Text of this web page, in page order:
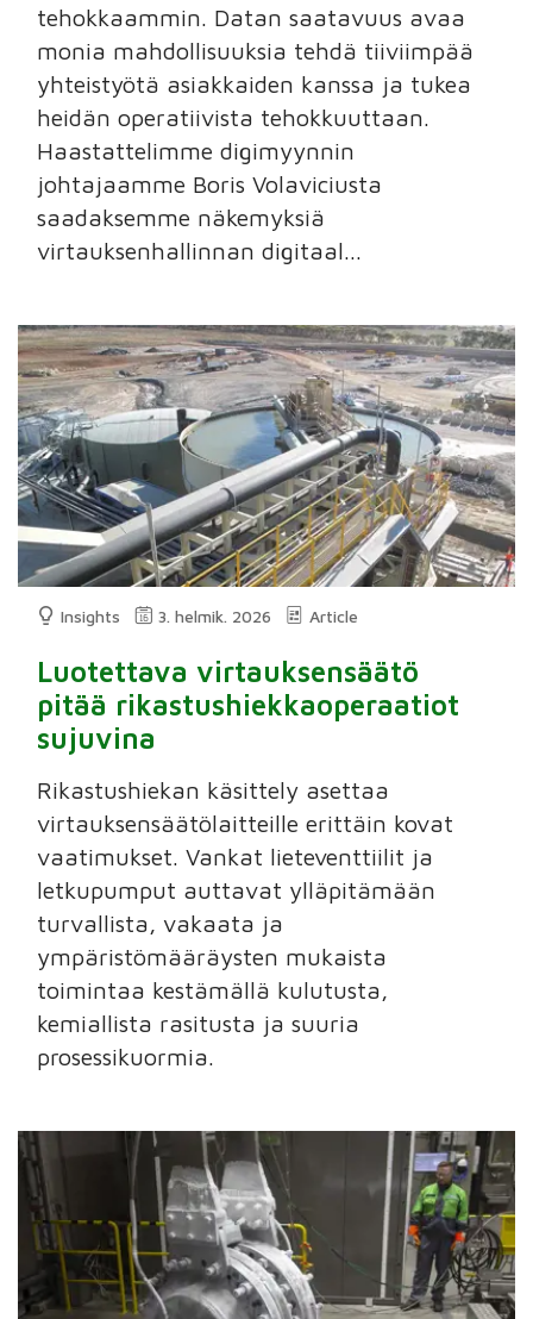
tehokkaammin. Datan saatavuus avaa
monia mahdollisuuksia tehdä tiiviimpää
yhteistyötä asiakkaiden kanssa ja tukea
heidän operatiivista tehokkuuttaan.
Haastattelimme digimyynnin
johtajaamme Boris Volaviciusta
saadaksemme näkemyksiä
virtauksenhallinnan digitaal...
Insights 3. helmik. 2026 Article
Luotettava virtauksensäätö
pitää rikastushiekkaoperaatiot
sujuvina
Rikastushiekan käsittely asettaa
virtauksensäätölaitteille erittäin kovat
vaatimukset. Vankat lieteventtiilit ja
letkupumput auttavat ylläpitämään
turvallista, vakaata ja
ympäristömääräysten mukaista
toimintaa kestämällä kulutusta,
kemiallista rasitusta ja suuria
prosessikuormia.